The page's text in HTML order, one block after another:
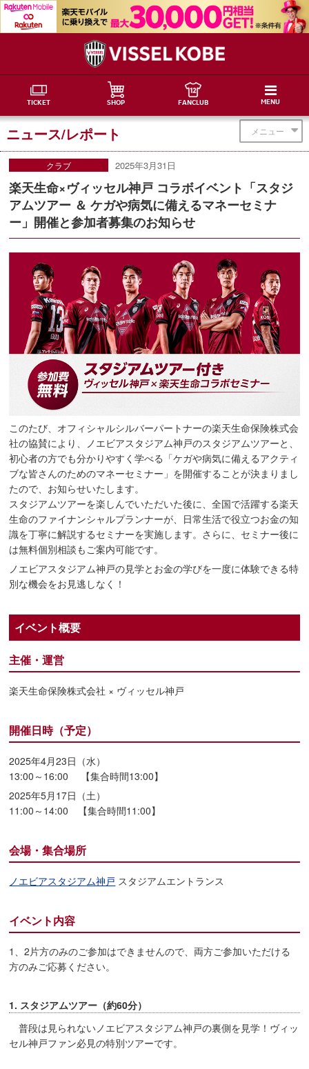
TICKET SHOP FANCLUB MENU
メニュー
ニュース/レポート
クラブ 2025年3月31日
楽天生命×ヴィッセル神戸 コラボイベント「スタジ
アムツアー ＆ ケガや病気に備えるマネーセミナ
ー」開催と参加者募集のお知らせ
このたび、オフィシャルシルバーパートナーの楽天生命保険株式会
社の協賛により、ノエビアスタジアム神戸のスタジアムツアーと、
初心者の方でも分かりやすく学べる「ケガや病気に備えるアクティ
ブな皆さんのためのマネーセミナー」を開催することが決まりまし
たので、お知らせいたします。
スタジアムツアーを楽しんでいただいた後に、全国で活躍する楽天
生命のファイナンシャルプランナーが、日常生活で役立つお金の知
識を丁寧に解説するセミナーを実施します。さらに、セミナー後に
は無料個別相談もご案内可能です。
ノエビアスタジアム神戸の見学とお金の学びを一度に体験できる特
別な機会をお見逃しなく！
イベント概要
主催・運営
楽天生命保険株式会社 × ヴィッセル神戸
開催日時（予定）
2025年4月23日（水）
13:00～16:00 【集合時間13:00】
2025年5月17日（土）
11:00～14:00 【集合時間11:00】
会場・集合場所
ノエビアスタジアム神戸 スタジアムエントランス
イベント内容
1、2片方のみのご参加はできませんので、両方ご参加いただける
方のみご応募ください。
1. スタジアムツアー（約60分）
普段は見られないノエビアスタジアム神戸の裏側を見学！ヴィッ
セル神戸ファン必見の特別ツアーです。